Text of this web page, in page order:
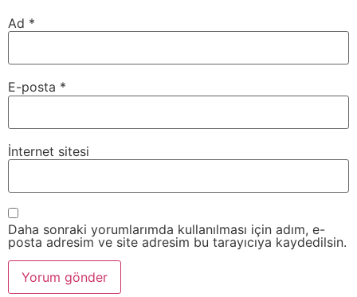
Ad *
E-posta *
İnternet sitesi
Daha sonraki yorumlarımda kullanılması için adım, e-
posta adresim ve site adresim bu tarayıcıya kaydedilsin.